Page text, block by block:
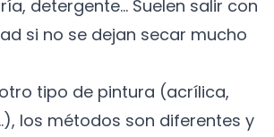
detergente... Suelen salir con
si no se dejan secar mucho
tipo de pintura (acrílica,
los métodos son diferentes y